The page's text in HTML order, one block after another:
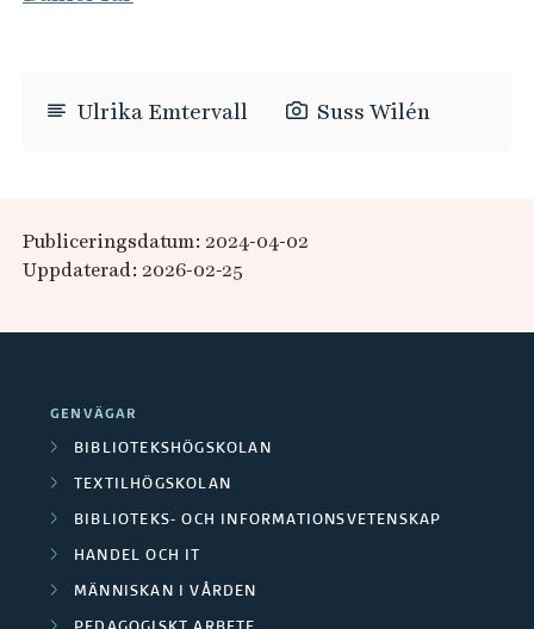
Ulrika Emtervall Suss Wilén
Publiceringsdatum: 2024-04-02
Uppdaterad: 2026-02-25
GENVÄGAR
BIBLIOTEKSHÖGSKOLAN
TEXTILHÖGSKOLAN
BIBLIOTEKS- OCH INFORMATIONSVETENSKAP
HANDEL OCH IT
MÄNNISKAN I VÅRDEN